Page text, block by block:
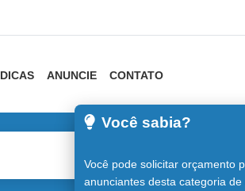
DICAS ANUNCIE CONTATO
Você sabia?
Você pode solicitar orçamento
anunciantes desta categoria de